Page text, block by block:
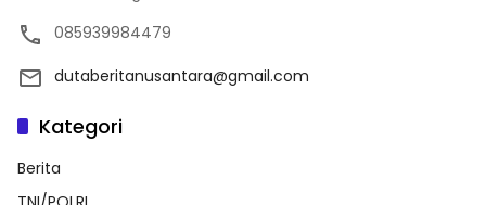
085939984479
dutaberitanusantara@gmail.com
Kategori
Berita